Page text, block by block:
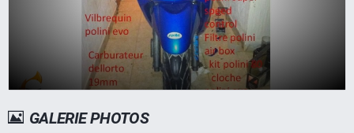
GALERIE PHOTOS